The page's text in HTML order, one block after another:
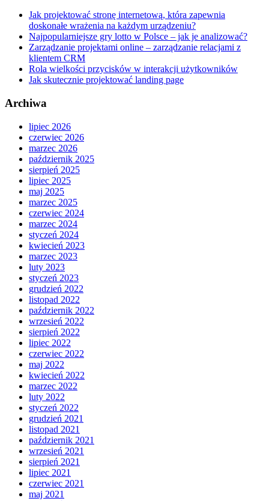
Jak projektować stronę internetową, która zapewnia
doskonałe wrażenia na każdym urządzeniu?
Najpopularniejsze gry lotto w Polsce – jak je analizować?
Zarządzanie projektami online – zarządzanie relacjami z
klientem CRM
Rola wielkości przycisków w interakcji użytkowników
Jak skutecznie projektować landing page
Archiwa
lipiec 2026
czerwiec 2026
marzec 2026
październik 2025
sierpień 2025
lipiec 2025
maj 2025
marzec 2025
czerwiec 2024
marzec 2024
styczeń 2024
kwiecień 2023
marzec 2023
luty 2023
styczeń 2023
grudzień 2022
listopad 2022
październik 2022
wrzesień 2022
sierpień 2022
lipiec 2022
czerwiec 2022
maj 2022
kwiecień 2022
marzec 2022
luty 2022
styczeń 2022
grudzień 2021
listopad 2021
październik 2021
wrzesień 2021
sierpień 2021
lipiec 2021
czerwiec 2021
maj 2021